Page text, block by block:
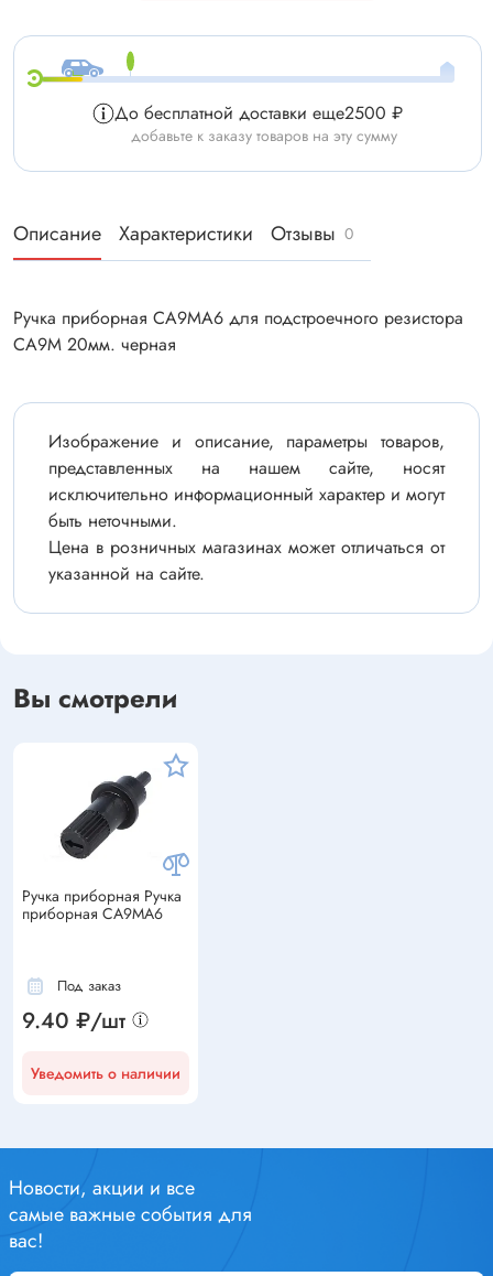
До бесплатной доставки еще2500 ₽
добавьте к заказу товаров на эту сумму
Описание Характеристики Отзывы 0
Ручка приборная CA9MA6 для подстроечного резистора
CA9М 20мм. черная
Изображение и описание, параметры товаров,
представленных на нашем сайте, носят
исключительно информационный характер и могут
быть неточными.
Цена в розничных магазинах может отличаться от
указанной на сайте.
Вы смотрели
Ручка приборная Ручка
приборная CA9MA6
Под заказ
9.40 ₽/шт
Уведомить о наличии
Новости, акции и все
самые важные события для
вас!